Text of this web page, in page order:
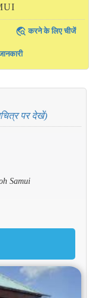
travel_explore करने के लिए चीजें
पर देखें)
Samui